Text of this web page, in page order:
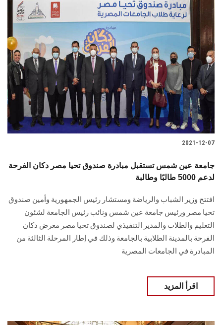
2021-12-07
جامعة عين شمس تستقبل مبادرة صندوق تحيا مصر دكان الفرحة
لدعم 5000 طالبًا وطالبة
افتتح وزير الشباب والرياضة ومستشار رئيس الجمهورية وأمين صندوق
تحيا مصر ورئيس جامعة عين شمس ونائب رئيس الجامعة لشئون
التعليم والطلاب والمدير التنفيذي لصندوق تحيا مصر معرض دكان
الفرحة بالمدينة الطلابية بالجامعة وذلك في إطار المرحلة الثالثة من
المبادرة في الجامعات المصرية
اقرأ المزيد